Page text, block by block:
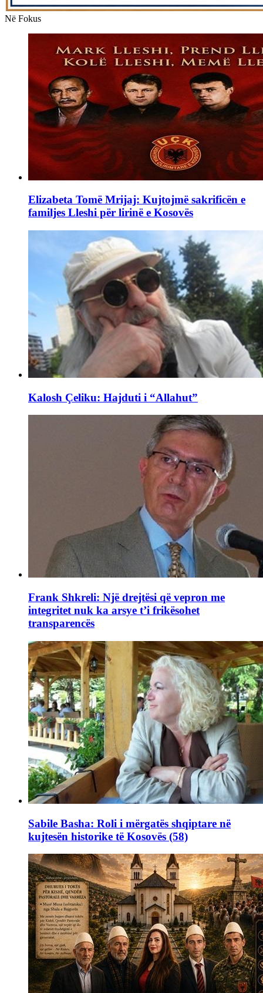
Në Fokus
Elizabeta Tomë Mrijaj: Kujtojmë sakrificën e
familjes Lleshi për lirinë e Kosovës
Kalosh Çeliku: Hajduti i “Allahut”
Frank Shkreli: Një drejtësi që vepron me
integritet nuk ka arsye t’i frikësohet
transparencës
Sabile Basha: Roli i mërgatës shqiptare në
kujtesën historike të Kosovës (58)